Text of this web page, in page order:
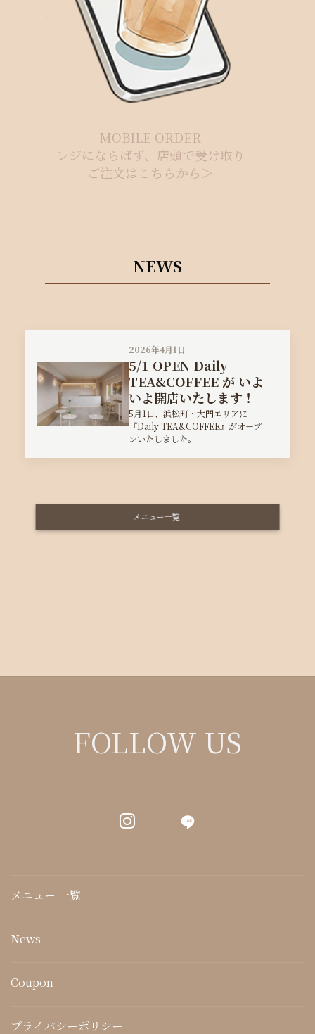
MOBILE ORDER
レジにならばず、店頭で受け取り
ご注文はこちらから＞
NEWS
5/1 OPEN Daily
TEA&COFFEE が いよ
いよ開店いたします！
2026年4月1日
5月1日、浜松町・大門エリアに
『Daily TEA&COFFEE』がオープ
ンいたしました。
メニュー一覧
FOLLOW US
LINE
メニュー 一覧
News
Coupon
プライバシーポリシー